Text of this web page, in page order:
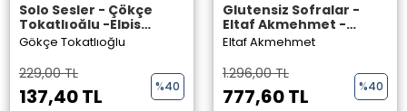
Solo Sesler - Çökçe
Tokatlıoğlu -Elpis
Yayınevi
Gökçe Tokatlıoğlu
229,00 TL
137,40 TL %40
Glutensiz Sofralar -
Eltaf Akmehmet -
Perseus Yayınevi
Eltaf Akmehmet
1.296,00 TL
777,60 TL %40